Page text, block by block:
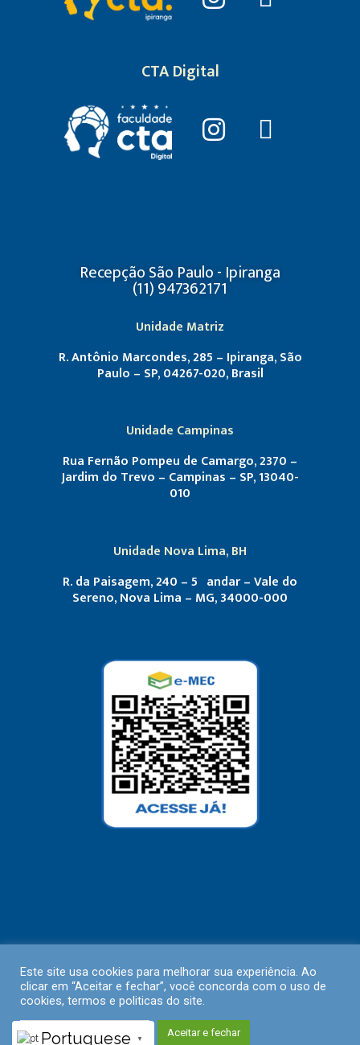
CTA Digital
Recepção São Paulo - Ipiranga
(11) 947362171
Unidade Matriz
R. Antônio Marcondes, 285 – Ipiranga, São
Paulo – SP, 04267-020, Brasil
Unidade Campinas
Rua Fernão Pompeu de Camargo, 2370 –
Jardim do Trevo – Campinas – SP, 13040-
010
Unidade Nova Lima, BH
R. da Paisagem, 240 – 5º andar – Vale do
Sereno, Nova Lima – MG, 34000-000
Este site usa cookies para melhorar sua experiência. Ao
clicar em “Aceitar e fechar”, você concorda com o uso de
cookies, termos e politicas do site.
Políticas de Privacidade Aceitar e fechar
Portuguese ▼